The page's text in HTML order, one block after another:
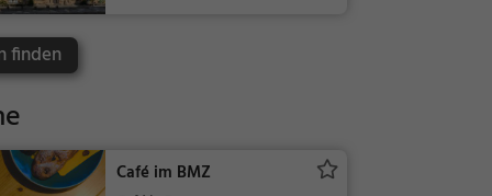
finden
Café im BMZ